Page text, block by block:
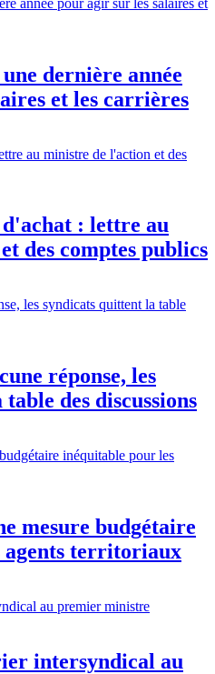
dernière année
et les carrières
: lettre au
des comptes publics
réponse, les
des discussions
mesure budgétaire
agents territoriaux
intersyndical au